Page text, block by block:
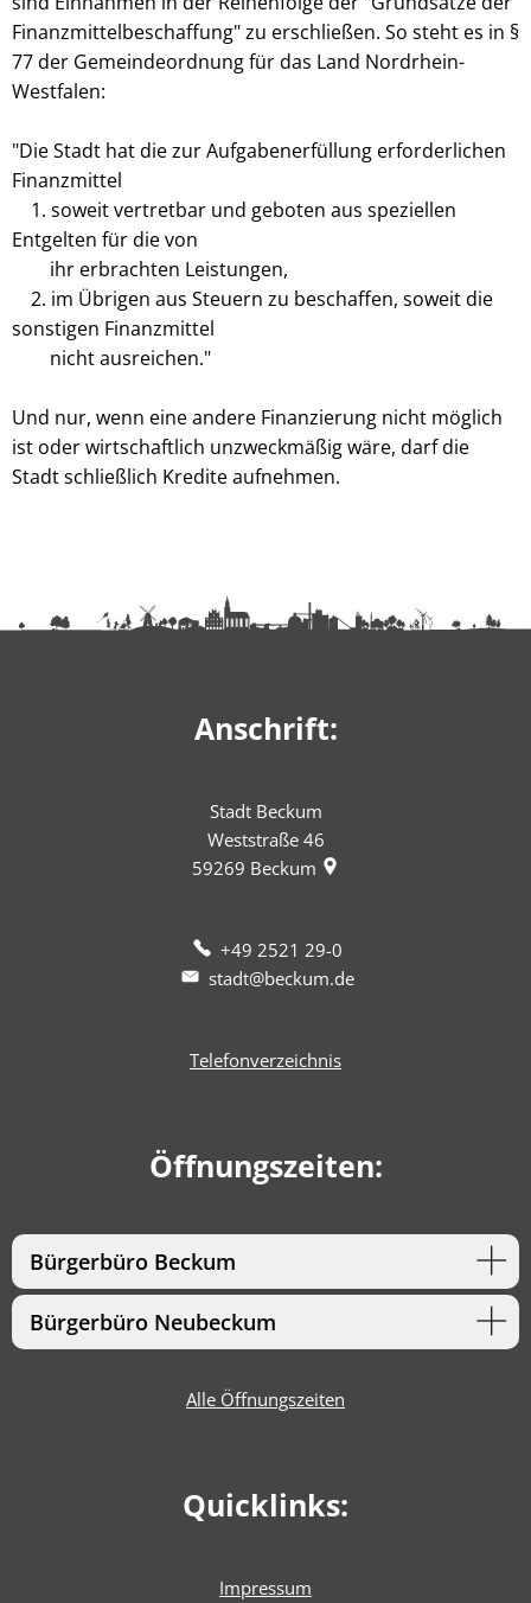
Finanzmittelbeschaffung" zu erschließen. So steht es in §
77 der Gemeindeordnung für das Land Nordrhein-
Westfalen:
"Die Stadt hat die zur Aufgabenerfüllung erforderlichen
Finanzmittel
1. soweit vertretbar und geboten aus speziellen
Entgelten für die von
ihr erbrachten Leistungen,
2. im Übrigen aus Steuern zu beschaffen, soweit die
sonstigen Finanzmittel
nicht ausreichen."
Und nur, wenn eine andere Finanzierung nicht möglich
ist oder wirtschaftlich unzweckmäßig wäre, darf die
Stadt schließlich Kredite aufnehmen.
Anschrift:
Stadt Beckum
Weststraße 46
59269 Beckum
+49 2521 29-0
stadt@beckum.de
Telefonverzeichnis
Öffnungszeiten:
Bürgerbüro Beckum
Bürgerbüro Neubeckum
Alle Öffnungszeiten
Quicklinks:
Impressum